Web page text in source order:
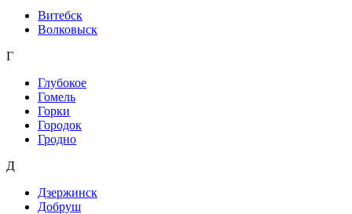
Витебск
Волковыск
Г
Глубокое
Гомель
Горки
Городок
Гродно
Д
Дзержинск
Добруш